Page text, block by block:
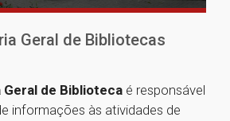
Geral de Bibliotecas
Geral de Biblioteca é responsável
informações às atividades de